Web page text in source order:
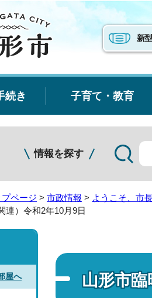
新
続き 子育て・教育
情報を探す
プページ > 市政情報 > ようこそ、市
連）令和2年10月9日
山形市
屋へ